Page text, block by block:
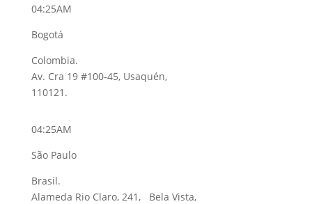
04:25AM
Bogotá
Colombia.
Av. Cra 19 #100-45, Usaquén,
110121.
04:25AM
São Paulo
Brasil.
Alameda Rio Claro, 241, Bela Vista,